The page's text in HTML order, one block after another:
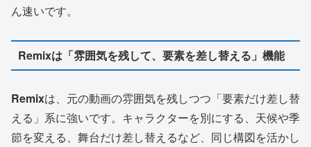
ん速いです。
Remixは「雰囲気を残して、要素を差し替える」機能
Remixは、元の動画の雰囲気を残しつつ「要素だけ差し替
える」系に強いです。キャラクターを別にする、天候や季
節を変える、舞台だけ差し替えるなど、同じ構図を活かし